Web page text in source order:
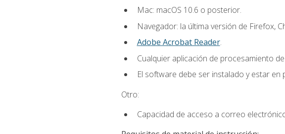
Mac: macOS 10.6 o posterior.
Navegador: la última versión de Firefox,
Adobe Acrobat Reader.
Cualquier aplicación de procesamiento
El software debe ser instalado y estar
Otro:
Capacidad de acceso a correo